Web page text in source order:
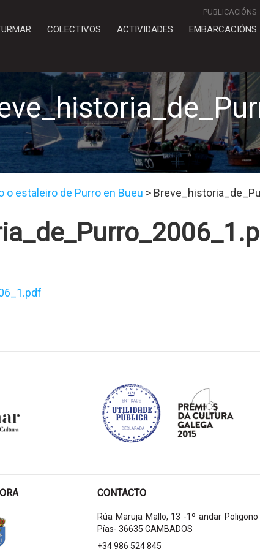
PUBLICACIÓNS
COLECTIVOS ACTIVIDADES EMBARCACIÓNS
o estaleiro de Purro en Bueu >
CONTACTO
Rúa Maruja Mallo, 13 -1º andar
Pías- 36635 CAMBADOS
+34 986 524 845